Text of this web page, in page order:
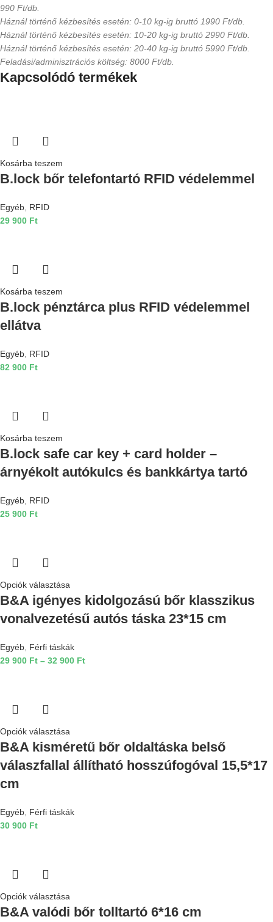
990 Ft/db.
Háznál történő kézbesítés esetén: 0-10 kg-ig bruttó 1990 Ft/db.
Háznál történő kézbesítés esetén: 10-20 kg-ig bruttó 2990 Ft/db.
Háznál történő kézbesítés esetén: 20-40 kg-ig bruttó 5990 Ft/db.
Feladási/adminisztrációs költség: 8000 Ft/db.
Kapcsolódó termékek
Kosárba teszem
B.lock bőr telefontartó RFID védelemmel
Egyéb RFID
29 900 Ft
Kosárba teszem
B.lock pénztárca plus RFID védelemmel
ellátva
Egyéb RFID
82 900 Ft
Kosárba teszem
B.lock safe car key + card holder –
árnyékolt autókulcs és bankkártya tartó
Egyéb RFID
25 900 Ft
Opciók választása
B&A igényes kidolgozású bőr klasszikus
vonalvezetésű autós táska 23*15 cm
Egyéb Férfi táskák
29 900 Ft – 32 900 Ft
Opciók választása
B&A kisméretű bőr oldaltáska belső
válaszfallal állítható hosszúfogóval 15,5*17
cm
Egyéb Férfi táskák
30 900 Ft
Opciók választása
B&A valódi bőr tolltartó 6*16 cm